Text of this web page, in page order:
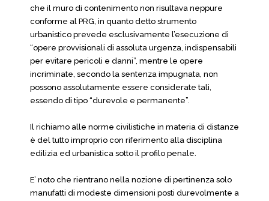
che il muro di contenimento non risultava neppure
conforme al PRG, in quanto detto strumento
urbanistico prevede esclusivamente l’esecuzione di
“opere provvisionali di assoluta urgenza, indispensabili
per evitare pericoli e danni”, mentre le opere
incriminate, secondo la sentenza impugnata, non
possono assolutamente essere considerate tali,
essendo di tipo “durevole e permanente”.
Il richiamo alle norme civilistiche in materia di distanze
è del tutto improprio con riferimento alla disciplina
edilizia ed urbanistica sotto il profilo penale.
E’ noto che rientrano nella nozione di pertinenza solo
manufatti di modeste dimensioni posti durevolmente a